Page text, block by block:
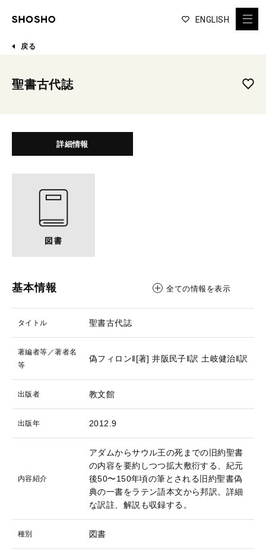
ENGLISH
戻る
聖書古代誌
詳細情報
基本情報 全ての情報を表示
タイトル 聖書古代誌
著編者等／著者名
等
偽フィロン‖[著] 井阪民子‖訳 土岐健治‖訳
出版者 教文館
出版年 2012.9
内容紹介
アダムからサウル王の死までの旧約聖書
の内容を要約しつつ拡大敷衍する、紀元
後50〜150年頃の筆とされる旧約聖書偽
典の一書をラテン語本文から邦訳。詳細
な訳註、解説も収録する。
種別 図書